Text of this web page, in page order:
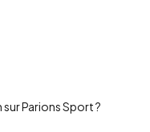
Parions Sport ?